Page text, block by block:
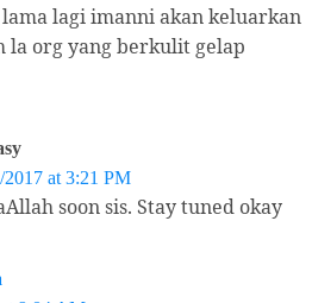
lagi imanni akan keluarkan
la org yang berkulit gelap
2017 at 3:21 PM
soon sis. Stay tuned okay